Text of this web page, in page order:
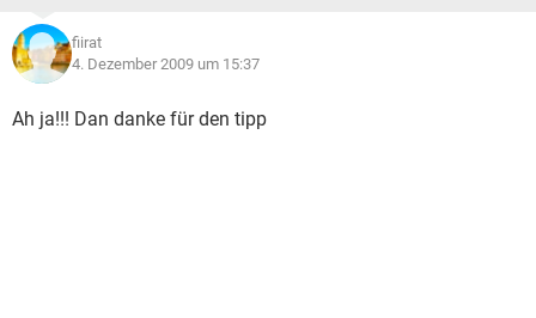
fiirat
4. Dezember 2009 um 15:37
Ah ja!!! Dan danke für den tipp